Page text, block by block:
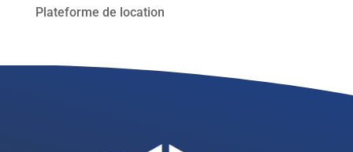
Plateforme de location